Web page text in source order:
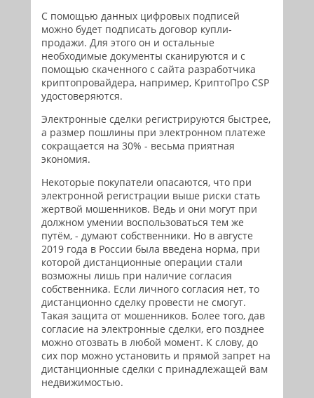
С помощью данных цифровых подписей
можно будет подписать договор купли-
продажи. Для этого он и остальные
необходимые документы сканируются и с
помощью скаченного с сайта разработчика
криптопровайдера, например, КриптоПро CSP
удостоверяются.
Электронные сделки регистрируются быстрее,
а размер пошлины при электронном платеже
сокращается на 30% - весьма приятная
экономия.
Некоторые покупатели опасаются, что при
электронной регистрации выше риски стать
жертвой мошенников. Ведь и они могут при
должном умении воспользоваться тем же
путём, - думают собственники. Но в августе
2019 года в России была введена норма, при
которой дистанционные операции стали
возможны лишь при наличие согласия
собственника. Если личного согласия нет, то
дистанционно сделку провести не смогут.
Такая защита от мошенников. Более того, дав
согласие на электронные сделки, его позднее
можно отозвать в любой момент. К слову, до
сих пор можно установить и прямой запрет на
дистанционные сделки с принадлежащей вам
недвижимостью.